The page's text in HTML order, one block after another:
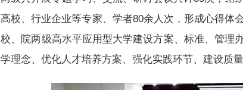
高校、行业企业等专家、学者80余人次，形成心得体
校、院两级高水平应用型大学建设方案、标准、管理
学理念、优化人才培养方案、强化实践环节、建设质